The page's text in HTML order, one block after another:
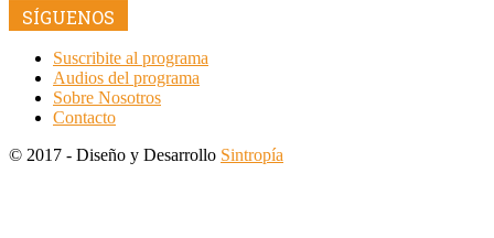
SÍGUENOS
Suscribite al programa
Audios del programa
Sobre Nosotros
Contacto
© 2017 - Diseño y Desarrollo Sintropía